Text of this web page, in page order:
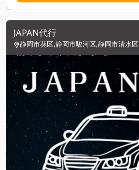
JAPAN代行
静岡市葵区,静岡市駿河区,静岡市清水区